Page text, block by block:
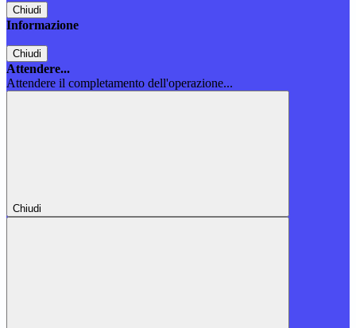
Chiudi
Informazione
Chiudi
Attendere...
Attendere il completamento dell'operazione...
Chiudi